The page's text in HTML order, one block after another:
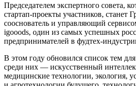
Председателем экспертного совета,
стартап-проекты участников, станет
сооснователь и управляющий
igooods, один из самых успешных
предпринимателей в фудтех-
В этом году обновился список тем
среди них — искусственный
медицинские технологии, экология,